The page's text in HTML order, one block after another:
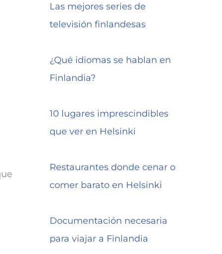
a
r
o
r
Las mejores series de
televisión finlandesas
¿Qué idiomas se hablan en
Finlandia?
10 lugares imprescindibles
que ver en Helsinki
Restaurantes donde cenar o
comer barato en Helsinki
Documentación necesaria
para viajar a Finlandia